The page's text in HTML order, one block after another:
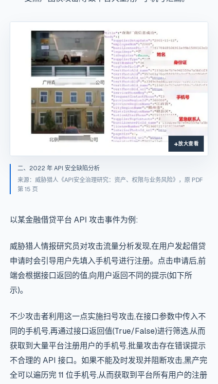
放大查看
二、2022 年 API 安全缺陷分析
来源：威胁猎人《API安全治理研究：资产、权限与业务风险》，原 PDF
第 15 页
以某金融借贷平台 API 攻击事件为例:
威胁猎人情报研究员对攻击流量分析发现,在用户发起借贷
申请时会引导用户先填入手机号进行注册。点击申请后,前
端会根据接口返回的值,向用户返回不同的提示(如下所
示)。
不少攻击者利用这一点实施扫号攻击,在接口参数中传入不
同的手机号,再通过接口返回值(True/False)进行筛选,从而
获取到大量平台注册用户的手机号,批量攻击存在错误提示
不合理的 API 接口。如果不能及时发现并阻断攻击,黑产完
全可以遍历完 11 位手机号,从而获取到平台所有用户的注册